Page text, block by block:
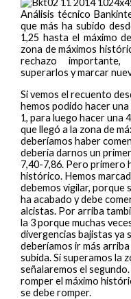
Análisis técnico
que más ha subido
1,25 hasta el máximo
zona de máximos
rechazo
superarlos y marcar
Si vemos el recuento
hemos podido hacer una
1, para luego hacer una
que llegó a la zona de
deberíamos haber
debería darnos un
7,40-7,86. Pero primero
histórico. Hemos
debemos vigilar, porque
ha acabado y debe
alcistas. Por arriba
la 3 porque muchas
divergencias bajistas ya
deberíamos ir más
subida. Si superamos la
señalaremos el
romper el máximo
se debe romper.